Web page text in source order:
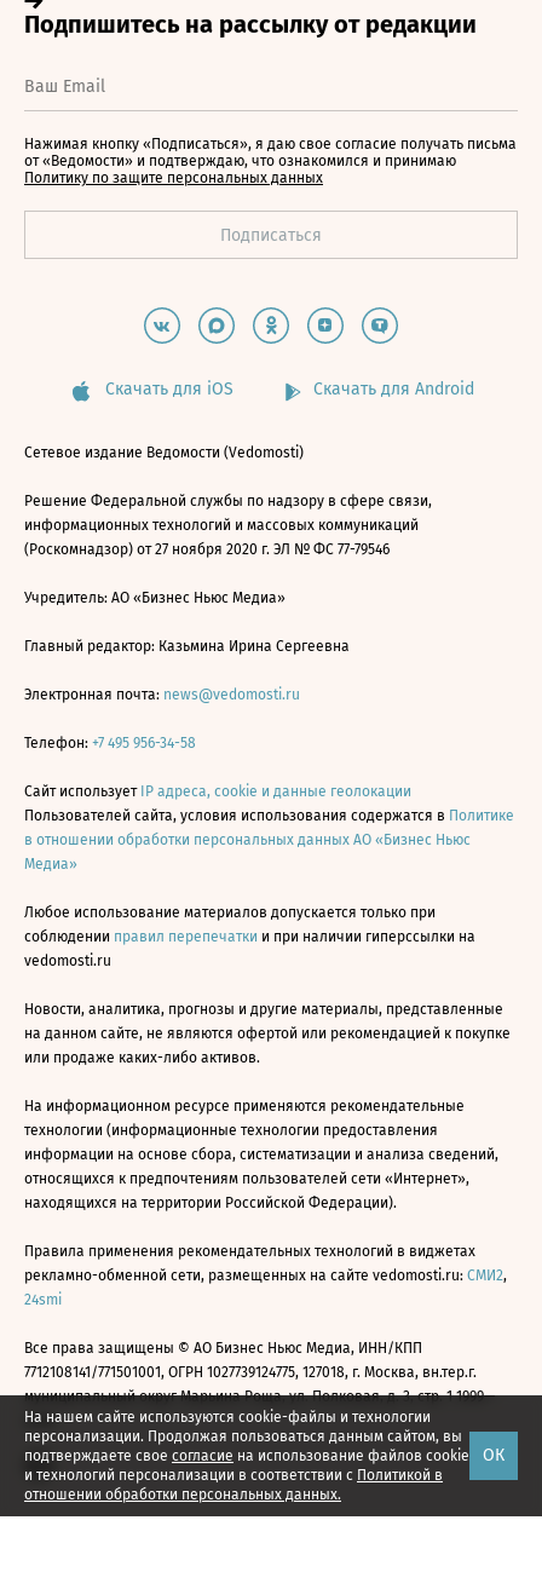
На нашем сайте используются cookie-файлы и технологии
персонализации. Продолжая пользоваться данным сайтом, вы
подтверждаете свое согласие на использование файлов cookie
и технологий персонализации в соответствии с Политикой в
отношении обработки персональных данных.
ОК
Нажимая кнопку «Подписаться», я даю свое согласие получать письма
от «Ведомости» и подтверждаю, что ознакомился и принимаю
Политику по защите персональных данных
Скачать для iOS Скачать для Android
Сетевое издание Ведомости (Vedomosti)
Решение Федеральной службы по надзору в сфере связи,
информационных технологий и массовых коммуникаций
(Роскомнадзор) от 27 ноября 2020 г. ЭЛ № ФС 77-79546
Учредитель: АО «Бизнес Ньюс Медиа»
Главный редактор: Казьмина Ирина Сергеевна
Электронная почта: news@vedomosti.ru
Телефон: +7 495 956-34-58
Сайт использует IP адреса, cookie и данные геолокации
Пользователей сайта, условия использования содержатся в Политике
в отношении обработки персональных данных АО «Бизнес Ньюс
Медиа»
Любое использование материалов допускается только при
соблюдении правил перепечатки и при наличии гиперссылки на
vedomosti.ru
Новости, аналитика, прогнозы и другие материалы, представленные
на данном сайте, не являются офертой или рекомендацией к покупке
или продаже каких-либо активов.
На информационном ресурсе применяются рекомендательные
технологии (информационные технологии предоставления
информации на основе сбора, систематизации и анализа сведений,
относящихся к предпочтениям пользователей сети «Интернет»,
находящихся на территории Российской Федерации).
Правила применения рекомендательных технологий в виджетах
рекламно-обменной сети, размещенных на сайте vedomosti.ru: СМИ2,
24smi
Все права защищены © АО Бизнес Ньюс Медиа, ИНН/КПП
7712108141/771501001, ОГРН 1027739124775, 127018, г. Москва, вн.тер.г.
муниципальный округ Марьина Роща, ул. Полковая, д. 3, стр. 1 1999—
2026